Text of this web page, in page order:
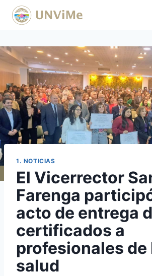
Saltar
1. NOTICIAS
El Vicerrector
Farenga
acto de entrega
certificados a
profesionales de
salud